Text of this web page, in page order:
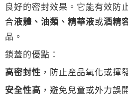
良好的密封效果。它能有效防
合液體、油類、精華液或酒精
品。
鎖蓋的優點：
高密封性 ，防止產品氧化或揮
安全性高 ，避免兒童或外力誤